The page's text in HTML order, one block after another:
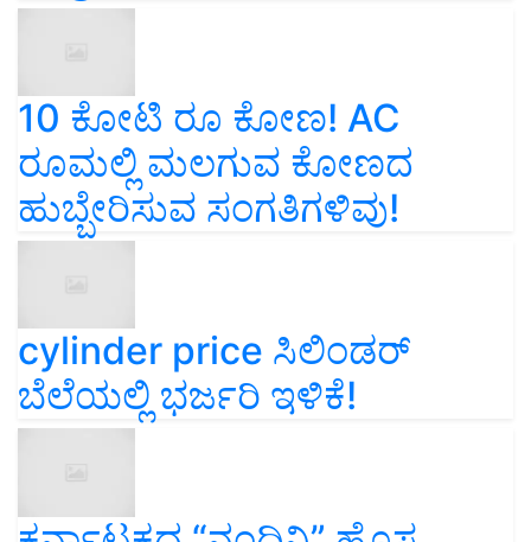
10 ಕೋಟಿ ರೂ ಕೋಣ! AC
ರೂಮಲ್ಲಿ ಮಲಗುವ ಕೋಣದ
ಹುಬ್ಬೇರಿಸುವ ಸಂಗತಿಗಳಿವು!
cylinder price ಸಿಲಿಂಡರ್‌
ಬೆಲೆಯಲ್ಲಿ ಭರ್ಜರಿ ಇಳಿಕೆ!